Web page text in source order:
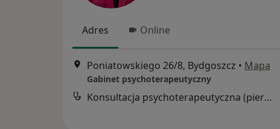
Adres Online
Poniatowskiego 26/8, Bydgoszcz • Mapa
Gabinet psychoterapeutyczny
Konsultacja psychoterapeutyczna (pierwsza wizyta)